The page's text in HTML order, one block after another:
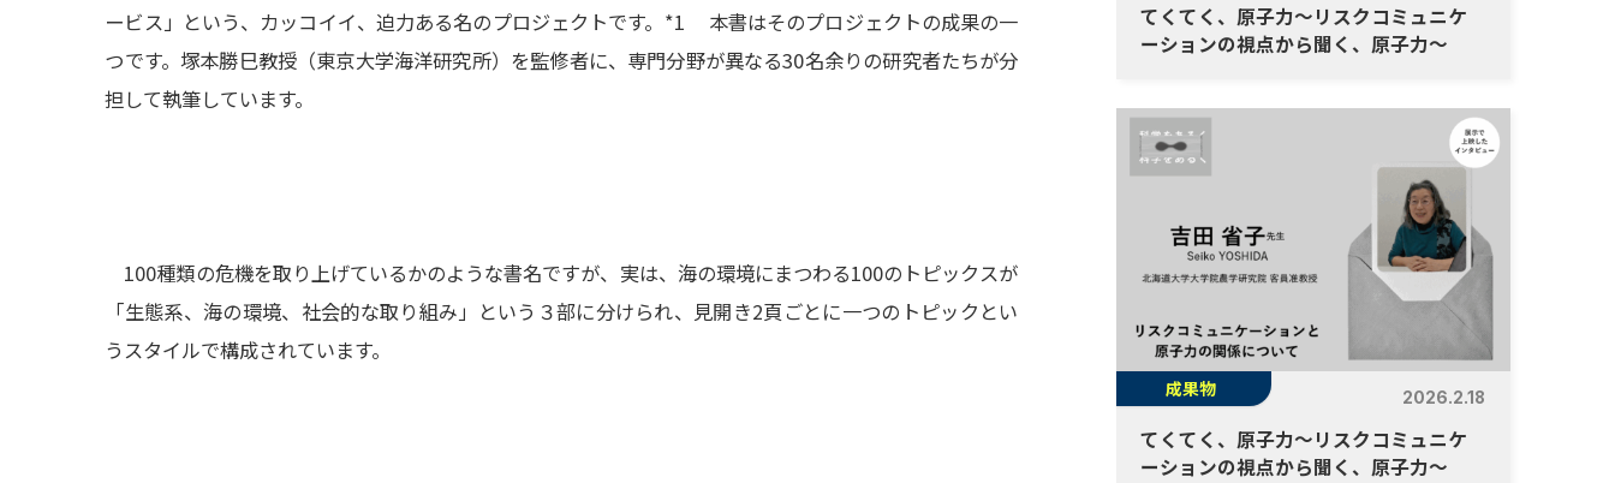
ービス」という、カッコイイ、迫力ある名のプロジェクトです。*1 本書はそのプロジェクトの成果の一
つです。塚本勝巳教授（東京大学海洋研究所）を監修者に、専門分野が異なる30名余りの研究者たちが分
担して執筆しています。
100種類の危機を取り上げているかのような書名ですが、実は、海の環境にまつわる100のトピックスが
「生態系、海の環境、社会的な取り組み」という３部に分けられ、見開き2頁ごとに一つのトピックとい
うスタイルで構成されています。
てくてく、原子力～リスクコミュニケ
ーションの視点から聞く、原子力～
成果物 2026.2.18
てくてく、原子力～リスクコミュニケ
ーションの視点から聞く、原子力～